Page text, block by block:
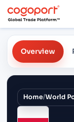
Overview
Home/World